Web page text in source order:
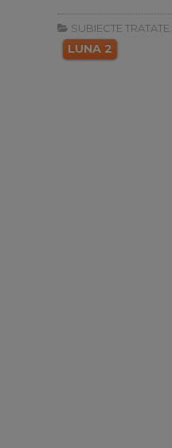
SUBIECTE TRATATE:
LUNA 2